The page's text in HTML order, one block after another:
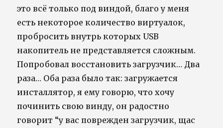
это всё только под виндой, благо у меня
есть некоторое количество виртуалок,
пробросить внутрь которых USB
накопитель не представляется сложным.
Попробовал восстановить загрузчик… Два
раза… Оба раза было так: загружается
инсталлятор, я ему говорю, что хочу
починить свою винду, он радостно
говорит “у вас поврежден загрузчик, щас